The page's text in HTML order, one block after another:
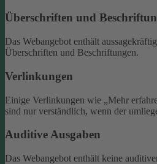
Überschriften und
Das Webangebot enthält
Überschriften und Beschriftungen.
Verlinkungen
Einige Verlinkungen wie „Mehr
sind nur verständlich, wenn der
Auditive Ausgaben
Das Webangebot enthält keine